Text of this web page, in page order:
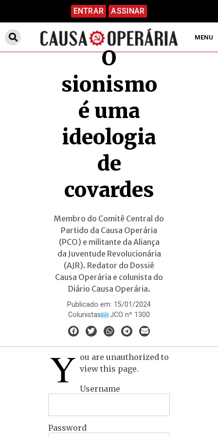
ENTRAR ASSINAR
MENU
O
sionismo
é uma
ideologia
de
covardes
Membro do Comitê Central do
Partido da Causa Operária
(PCO) e militante da Aliança
da Juventude Revolucionária
(AJR). Redator do Dossiê
Causa Operária e colunista do
Diário Causa Operária.
Publicado em: 15/01/2024
Colunistas
JCO nº 1300
Y ou are unauthorized to
view this page.
Username
Password